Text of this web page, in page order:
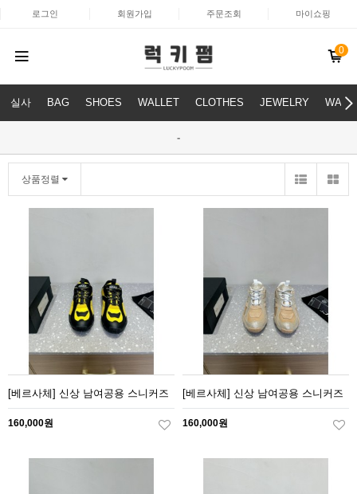
로그인 회원가입 주문조회 마이쇼핑
0
실사 BAG SHOES WALLET CLOTHES JEWELRY
-
상품정렬
[베르사체] 신상 남여공용 스니커즈
160,000원
[베르사체] 신상 남여공용 스니커즈
160,000원